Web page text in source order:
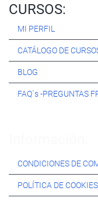
CURSOS:
MI PERFIL
CATÁLOGO DE
BLOG
FAQ´s -PREGUNTAS
CONDICIONES DE
POLÍTICA DE COOKIES